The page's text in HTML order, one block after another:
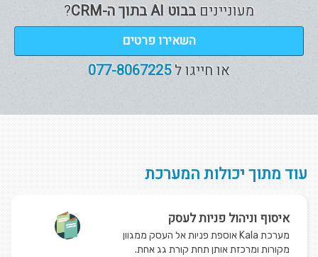
מעונייניםבבוט AI בתוך ה-CRM ?
השאירו פרטים
או חייגו ל077-8067225
עוד מתוך יכולות המערכת
איסוף וניהול פניות לעסק
מערכת Kala אוספת פניות אל העסק ממגוון
מקורות ומרכזת אותן תחת קורת גג אחת.